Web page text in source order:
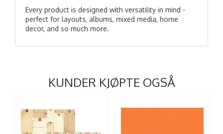
Every product is designed with versatility in mind -
perfect for layouts, albums, mixed media, home
decor, and so much more.
KUNDER KJØPTE OGSÅ